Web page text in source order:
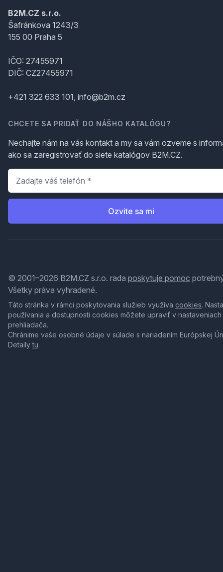
B2M.CZ s.r.o.
Šafránkova 1243/3
155 00 Praha 5
IČO: 27455971
DIČ: CZ27455971
+421 322 633 101, info@b2m.cz
CHCETE SA PRIDAŤ DO NÁŠHO KATALÓGU?
Nechajte nám na vás kontakt a my sa vám ozveme s
ako sa zaregistrovať do siete katalógov B2M.CZ.
Telefón
Ozvite sa mi
© 2001–2026 B2M.CZ s.r.o. rada poskytuje pomoc
Všetky práva vyhradené.
Táto stránka v rámci poskytovania služieb využíva cookies.
používania a dostupnosti cookies môžete upraviť v nastaveniach
prehliadača.
Chránime vaše osobné údaje v súlade s nariadením Európskej
Detailytu.